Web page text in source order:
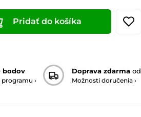
Pridať do košíka
bodov
›
Doprava zdarma od
Možnosti doručenia ›